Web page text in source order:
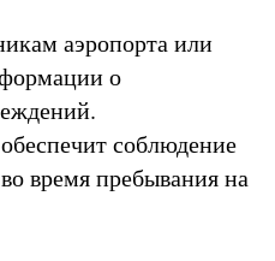
аэропорта или
о
соблюдение
время пребывания на